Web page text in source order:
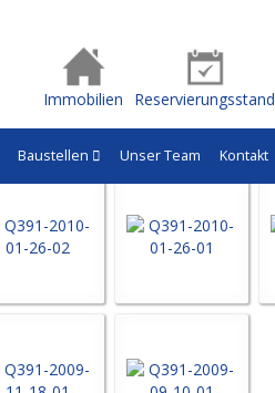
Immobilien Reservierungsstand
Baustellen Unser Team Kontakt